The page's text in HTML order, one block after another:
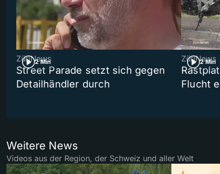
2 Min
ZüriNews
Street Parade setzt sich gegen
Detailhändler durch
2 Min
ZüriNews
Flucht
Weitere News
Videos aus der Region, der Schweiz und aller Welt